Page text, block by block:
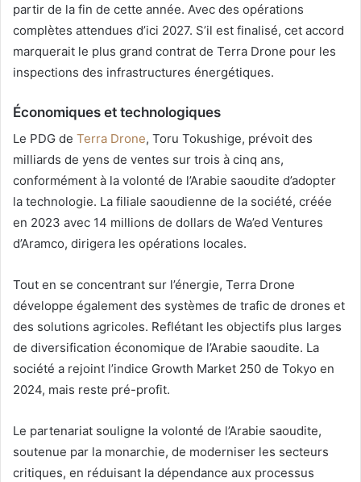
partir de la fin de cette année. Avec des opérations
complètes attendues d’ici 2027. S’il est finalisé, cet accord
marquerait le plus grand contrat de Terra Drone pour les
inspections des infrastructures énergétiques.
Économiques et technologiques
Le PDG de Terra Drone, Toru Tokushige, prévoit des
milliards de yens de ventes sur trois à cinq ans,
conformément à la volonté de l’Arabie saoudite d’adopter
la technologie. La filiale saoudienne de la société, créée
en 2023 avec 14 millions de dollars de Wa’ed Ventures
d’Aramco, dirigera les opérations locales.
Tout en se concentrant sur l’énergie, Terra Drone
développe également des systèmes de trafic de drones et
des solutions agricoles. Reflétant les objectifs plus larges
de diversification économique de l’Arabie saoudite. La
société a rejoint l’indice Growth Market 250 de Tokyo en
2024, mais reste pré-profit.
Le partenariat souligne la volonté de l’Arabie saoudite,
soutenue par la monarchie, de moderniser les secteurs
critiques, en réduisant la dépendance aux processus